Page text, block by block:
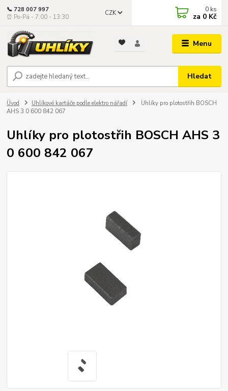
Menu
CZK
Hledat
📞 728 007 997
⏰ Po-Pá - 7:00 - 13:30
0 ks
za 0 Kč
Úvod Uhlíkové kartáče podle elektro nářadí
Uhlíky pro plotostřih BOSCH
AHS 3 0 600 842 067
Uhlíky pro plotostřih BOSCH AHS 3
0 600 842 067